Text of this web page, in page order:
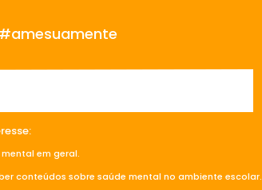
em geral.
conteúdos sobre saúde mental no ambiente escolar.